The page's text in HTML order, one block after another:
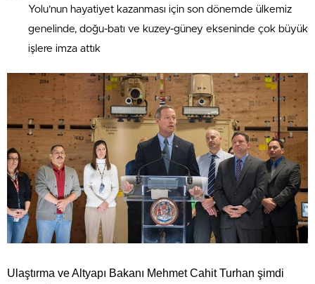
Yolu’nun hayatiyet kazanması için son dönemde ülkemiz
genelinde, doğu-batı ve kuzey-güney ekseninde çok büyük
işlere imza attık
Ulaştırma ve Altyapı Bakanı Mehmet Cahit Turhan şimdi